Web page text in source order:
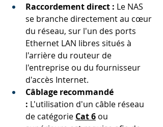
Raccordement direct : Le NAS
se branche directement au cœur
du réseau, sur l'un des ports
Ethernet LAN libres situés à
l'arrière du routeur de
l'entreprise ou du fournisseur
d'accès Internet.
Câblage recommandé
: L'utilisation d'un câble réseau
de catégorie Cat 6 ou